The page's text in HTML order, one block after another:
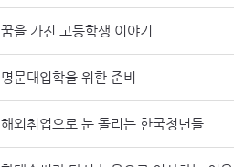
꿈을 가진 고등학생 이야기
명문대입학을 위한 준비
해외취업으로 눈 돌리는 한국청년들